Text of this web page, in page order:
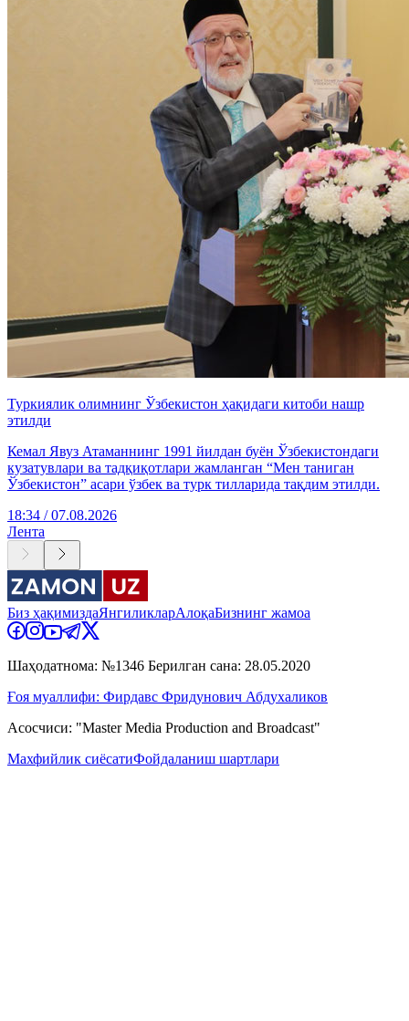
Туркиялик олимнинг Ўзбекистон ҳақидаги китоби нашр
этилди
Кемал Явуз Атаманнинг 1991 йилдан буён Ўзбекистондаги
кузатувлари ва тадқиқотлари жамланган “Мен таниган
Ўзбекистон” асари ўзбек ва турк тилларида тақдим этилди.
18:34 / 07.08.2026
Лента
Биз ҳақимиздаЯнгиликларАлоқаБизнинг жамоа
Шаҳодатнома: №1346 Берилган сана: 28.05.2020
Ғоя муаллифи: Фирдавс Фридунович Абдухаликов
Асосчиси: "Master Media Production and Broadcast"
Махфийлик сиёсатиФойдаланиш шартлари